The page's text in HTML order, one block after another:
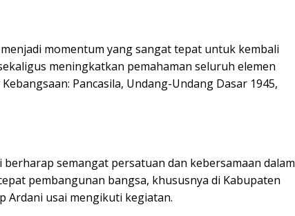
momentum yang sangat tepat untuk kembali
meningkatkan pemahaman seluruh elemen
Pancasila, Undang-Undang Dasar 1945,
semangat persatuan dan kebersamaan dalam
pembangunan bangsa, khususnya di Kabupaten
Ardani usai mengikuti kegiatan.